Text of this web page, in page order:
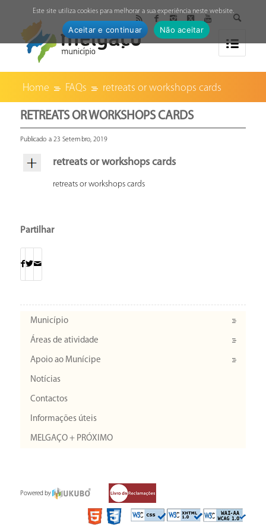
Home FAQs retreats or workshops cards
RETREATS OR WORKSHOPS CARDS
Publicado a 23 Setembro, 2019
retreats or workshops cards
retreats or workshops cards
Partilhar
Município
Áreas de atividade
Apoio ao Munícipe
Notícias
Contactos
Informações úteis
MELGAÇO + PRÓXIMO
Powered by
Este site utiliza cookies para melhorar a sua experiência neste website.
Aceitar e continuar Não aceitar